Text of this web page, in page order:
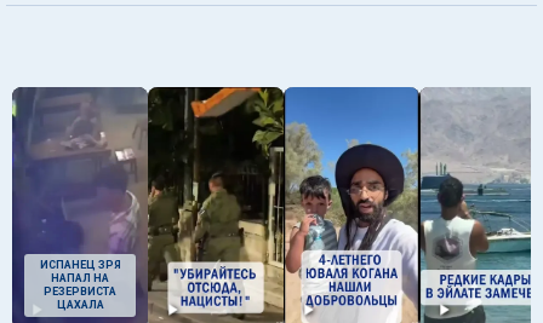
ИСПАНЕЦ ЗРЯ
НАПАЛ НА
РЕЗЕРВИСТА
ЦАХАЛА